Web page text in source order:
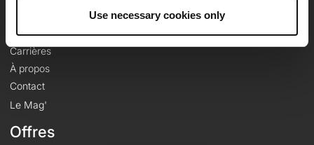
Use necessary cookies only
OpenRunner
Equipe
Carrières
À propos
Contact
Le Mag'
Offres